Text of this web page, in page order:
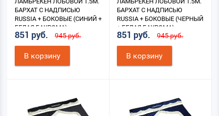
БАРХАТ С НАДПИСЬЮ
RUSSIA + БОКОВЫЕ (СИНИЙ +
БЕЛАЯ БАХРОМА)
851 руб. 945 руб.
В корзину
БАРХАТ С НАДПИСЬЮ
RUSSIA + БОКОВЫЕ (ЧЕРНЫЙ
+ БЕЛАЯ БАХРОМА)
851 руб. 945 руб.
В корзину